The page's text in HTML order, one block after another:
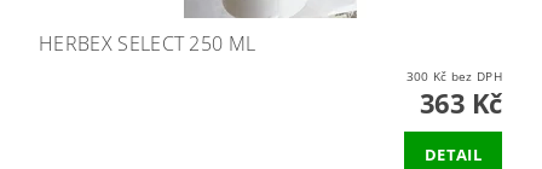
HERBEX SELECT 250 ML
300 Kč bez DPH
363 Kč
DETAIL